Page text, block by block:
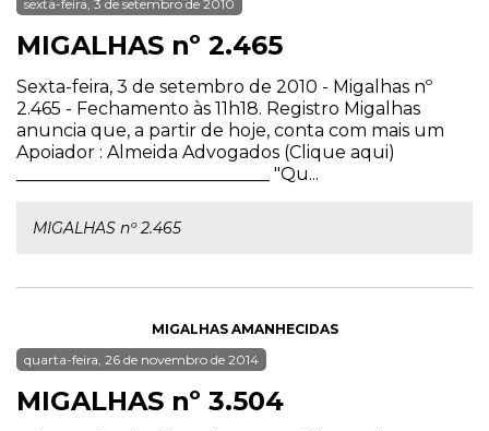
sexta-feira, 3 de setembro de 2010
MIGALHAS nº 2.465
Sexta-feira, 3 de setembro de 2010 - Migalhas nº
2.465 - Fechamento às 11h18. Registro Migalhas
anuncia que, a partir de hoje, conta com mais um
Apoiador : Almeida Advogados (Clique aqui)
_____________________________ "Qu...
MIGALHAS nº 2.465
MIGALHAS AMANHECIDAS
quarta-feira, 26 de novembro de 2014
MIGALHAS nº 3.504